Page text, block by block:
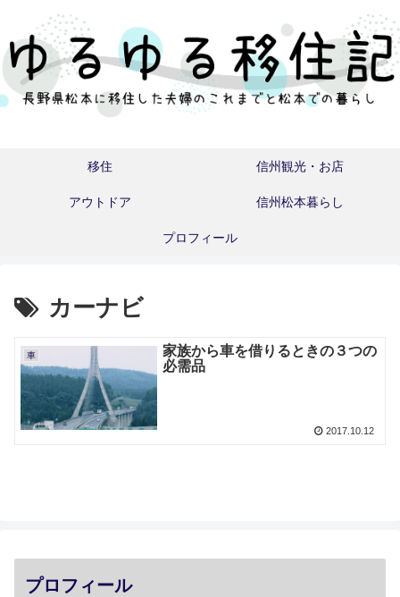
移住 信州観光・お店
アウトドア 信州松本暮らし
プロフィール
カーナビ
車
家族から車を借りるときの３つの
必需品
2017.10.12
プロフィール